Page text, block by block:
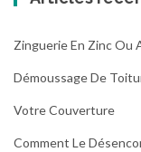
Zinguerie En Zinc Ou
Démoussage De
Votre Couverture
Comment Le